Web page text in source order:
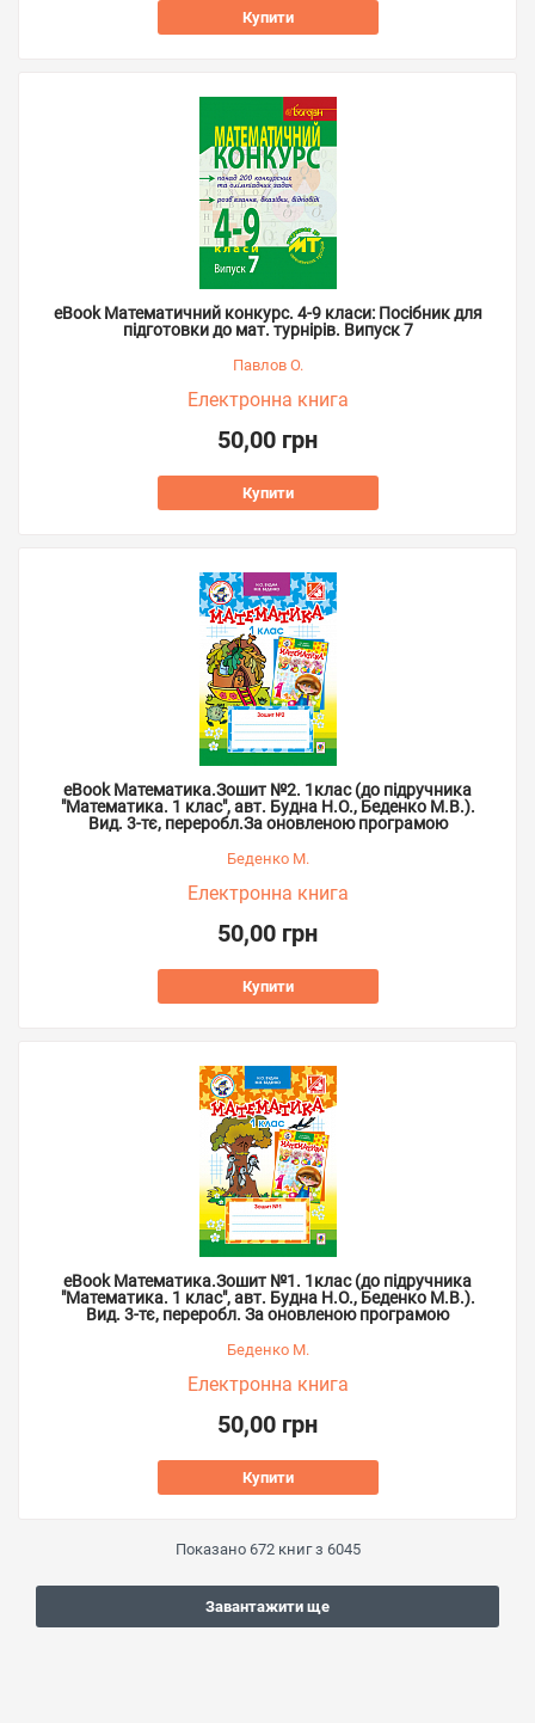
Купити
eBook Математичний конкурс. 4-9 класи: Посібник для
підготовки до мат. турнірів. Випуск 7
Павлов О.
Електронна книга
50,00 грн
Купити
eBook Математика.Зошит №2. 1клас (до підручника
"Математика. 1 клас", авт. Будна Н.О., Беденко М.В.).
Вид. 3-тє, переробл.За оновленою програмою
Беденко М.
Електронна книга
50,00 грн
Купити
eBook Математика.Зошит №1. 1клас (до підручника
"Математика. 1 клас", авт. Будна Н.О., Беденко М.В.).
Вид. 3-тє, переробл. За оновленою програмою
Беденко М.
Електронна книга
50,00 грн
Купити
Показано 672книг з 6045
Завантажити ще